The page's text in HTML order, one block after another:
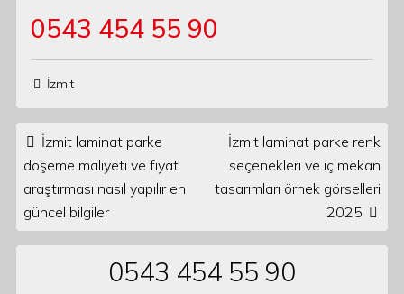
0543 454 55 90
İzmit
Post navigation
İzmit laminat parke
döşeme maliyeti ve fiyat
araştırması nasıl yapılır en
güncel bilgiler
İzmit laminat parke renk
seçenekleri ve iç mekan
tasarımları örnek görselleri
2025
0543 454 55 90